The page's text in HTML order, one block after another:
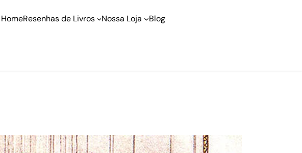
HomeResenhas de Livros Nossa Loja Blog